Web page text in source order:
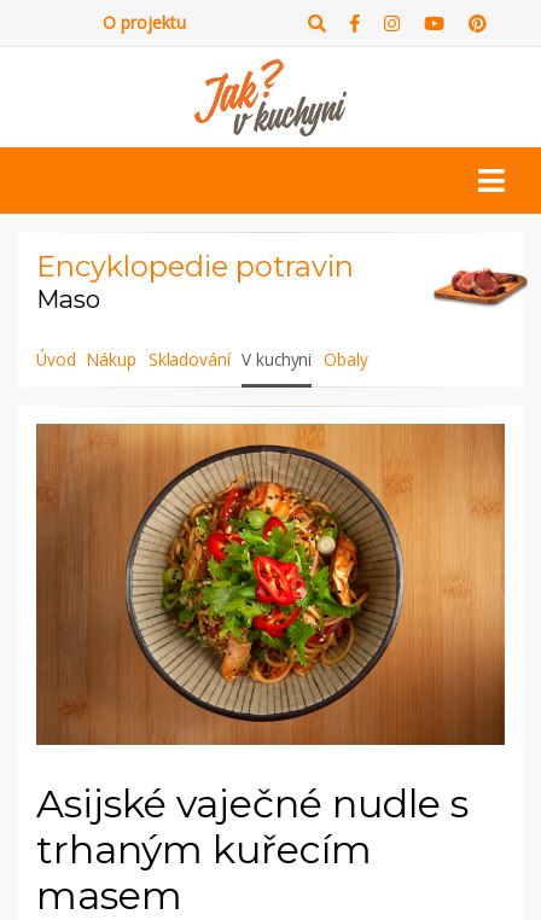
O projektu
Encyklopedie potravin
Maso
Úvod Nákup Skladování V kuchyni Obaly
Asijské vaječné nudle s
trhaným kuřecím
masem